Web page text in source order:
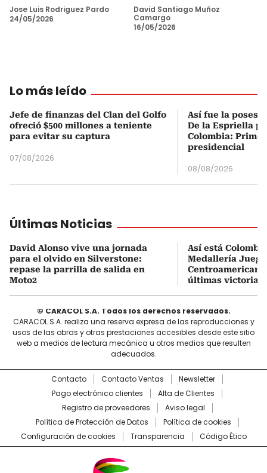
Jose Luis Rodriguez Pardo
24/05/2026
David Santiago Muñoz
Camargo
16/05/2026
Lo más leído
Jefe de finanzas del Clan del Golfo
ofreció $500 millones a teniente
para evitar su captura
07/08/2026
Así fue la
De la Espriella
Colombia:
presidencial
08/08/2026
Últimas Noticias
David Alonso vive una jornada
para el olvido en Silverstone:
repase la parrilla de salida en
Moto2
Así está
Medallería
últimas victorias
© CARACOL S.A. Todos los derechos reservados.
CARACOL S.A. realiza una reserva expresa de las reproducciones y
usos de las obras y otras prestaciones accesibles desde este sitio
web a medios de lectura mecánica u otros medios que resulten
adecuados.
Contacto Contacto Ventas
Newsletter
Pago electrónico clientes
Alta de Clientes
Registro de proveedores
Aviso legal
Política de Protección de Datos
Política de cookies
Configuración de cookies
Transparencia Código Ético